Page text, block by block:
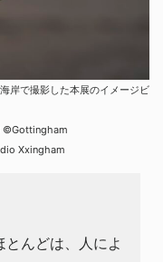
岸で撮影した本展のイメージビ
©Gottingham
Xxingham
んどは、人によ